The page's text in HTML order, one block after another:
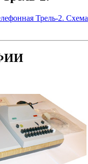
Трель-2. Схема